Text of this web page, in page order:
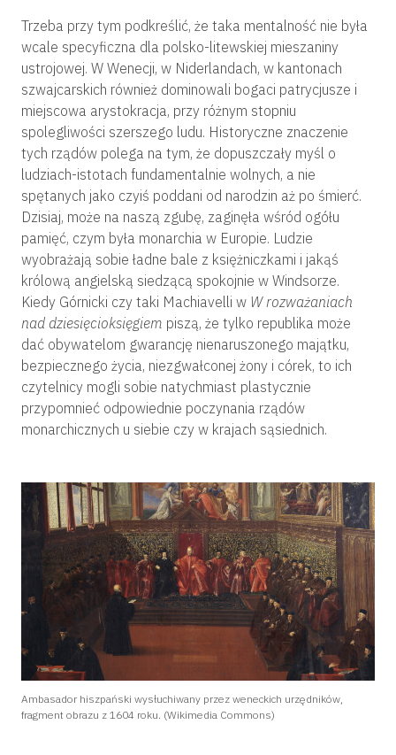
Trzeba przy tym podkreślić, że taka mentalność nie była
wcale specyficzna dla polsko-litewskiej mieszaniny
ustrojowej. W Wenecji, w Niderlandach, w kantonach
szwajcarskich również dominowali bogaci patrycjusze i
miejscowa arystokracja, przy różnym stopniu
spolegliwości szerszego ludu. Historyczne znaczenie
tych rządów polega na tym, że dopuszczały myśl o
ludziach-istotach fundamentalnie wolnych, a nie
spętanych jako czyiś poddani od narodzin aż po śmierć.
Dzisiaj, może na naszą zgubę, zaginęła wśród ogółu
pamięć, czym była monarchia w Europie. Ludzie
wyobrażają sobie ładne bale z księżniczkami i jakąś
królową angielską siedzącą spokojnie w Windsorze.
Kiedy Górnicki czy taki Machiavelli w W rozważaniach
nad dziesięcioksięgiem piszą, że tylko republika może
dać obywatelom gwarancję nienaruszonego majątku,
bezpiecznego życia, niezgwałconej żony i córek, to ich
czytelnicy mogli sobie natychmiast plastycznie
przypomnieć odpowiednie poczynania rządów
monarchicznych u siebie czy w krajach sąsiednich.
Ambasador hiszpański wysłuchiwany przez weneckich urzędników,
fragment obrazu z 1604 roku. (Wikimedia Commons)